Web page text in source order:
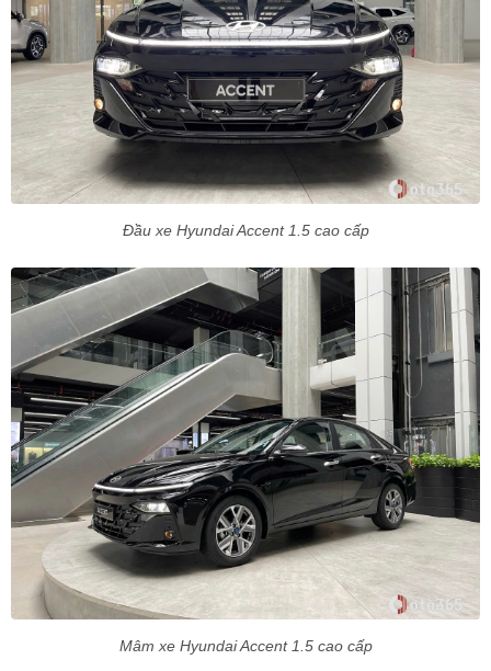
Đầu xe Hyundai Accent 1.5 cao cấp
Mâm xe Hyundai Accent 1.5 cao cấp